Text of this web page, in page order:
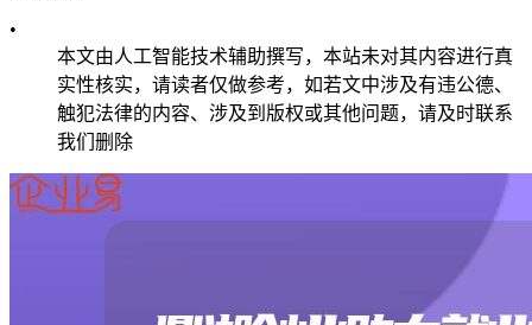
•
本文由人工智能技术辅助撰写，本站未对其内容进行真
实性核实，请读者仅做参考，如若文中涉及有违公德、
触犯法律的内容、涉及到版权或其他问题，请及时联系
我们删除